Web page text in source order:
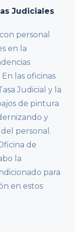
Judiciales
personal
en la
las oficinas
Judicial y la
de pintura
y
personal.
de
la
para
en estos